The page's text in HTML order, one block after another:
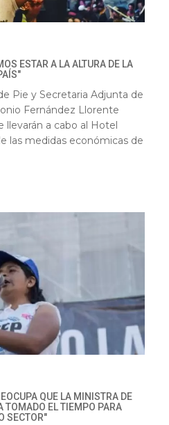
ESTAR A LA ALTURA DE LA
Pie y Secretaria Adjunta de
Fernández Llorente
llevarán a cabo al Hotel
las medidas económicas de
QUE LA MINISTRA DE
TOMADO EL TIEMPO PARA
SECTOR"